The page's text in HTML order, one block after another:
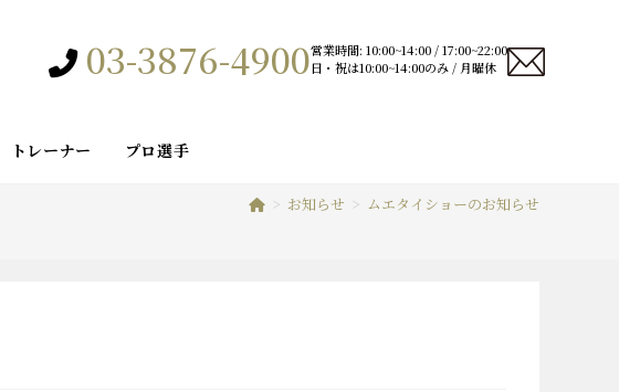
03-3876-4900営業時間: 10:00~14:00 / 17:00~22:00
日・祝は10:00~14:00のみ / 月曜休
トレーナー プロ選手
> お知らせ > ムエタイショーのお知らせ